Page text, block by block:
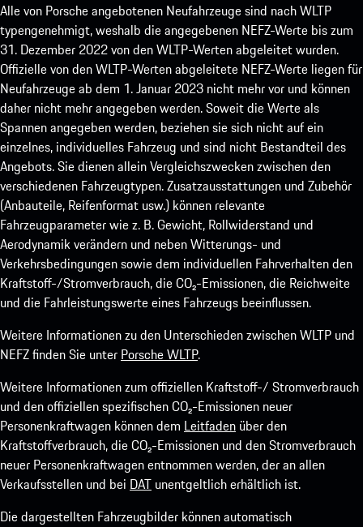
Alle von Porsche angebotenen Neufahrzeuge sind nach WLTP
typengenehmigt, weshalb die angegebenen NEFZ-Werte bis zum
31. Dezember 2022 von den WLTP-Werten abgeleitet wurden.
Offizielle von den WLTP-Werten abgeleitete NEFZ-Werte liegen für
Neufahrzeuge ab dem 1. Januar 2023 nicht mehr vor und können
daher nicht mehr angegeben werden. Soweit die Werte als
Spannen angegeben werden, beziehen sie sich nicht auf ein
einzelnes, individuelles Fahrzeug und sind nicht Bestandteil des
Angebots. Sie dienen allein Vergleichszwecken zwischen den
verschiedenen Fahrzeugtypen. Zusatzausstattungen und Zubehör
(Anbauteile, Reifenformat usw.) können relevante
Fahrzeugparameter wie z. B. Gewicht, Rollwiderstand und
Aerodynamik verändern und neben Witterungs- und
Verkehrsbedingungen sowie dem individuellen Fahrverhalten den
Kraftstoff-/Stromverbrauch, die CO₂-Emissionen, die Reichweite
und die Fahrleistungswerte eines Fahrzeugs beeinflussen.
Weitere Informationen zu den Unterschieden zwischen WLTP und
NEFZ finden Sie unter Porsche WLTP.
Weitere Informationen zum offiziellen Kraftstoff-/ Stromverbrauch
und den offiziellen spezifischen CO₂-Emissionen neuer
Personenkraftwagen können dem Leitfaden über den
Kraftstoffverbrauch, die CO₂-Emissionen und den Stromverbrauch
neuer Personenkraftwagen entnommen werden, der an allen
Verkaufsstellen und bei DAT unentgeltlich erhältlich ist.
Die dargestellten Fahrzeugbilder können automatisch